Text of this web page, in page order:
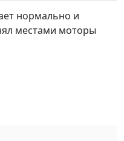
нормально и
местами моторы